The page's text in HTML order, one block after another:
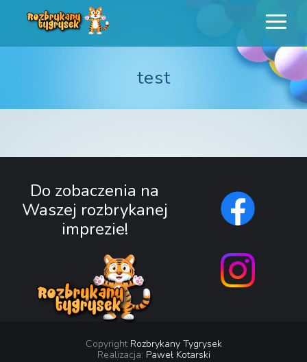
Rozbrykany
Tygrysek
Profesjonalne animacje urodzinowe dla dzieci
test
Do zobaczenia na
Waszej rozbrykanej
imprezie!
Copyright Rozbrykany Tygrysek
Realizacja: Paweł Kotarski